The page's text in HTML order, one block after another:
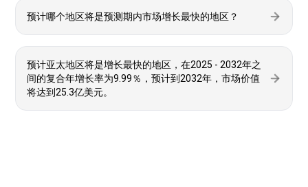
预计哪个地区将是预测期内市场增长最快的地区？
预计亚太地区将是增长最快的地区，在2025 - 2032年之
间的复合年增长率为9.99％，预计到2032年，市场价值
将达到25.3亿美元。